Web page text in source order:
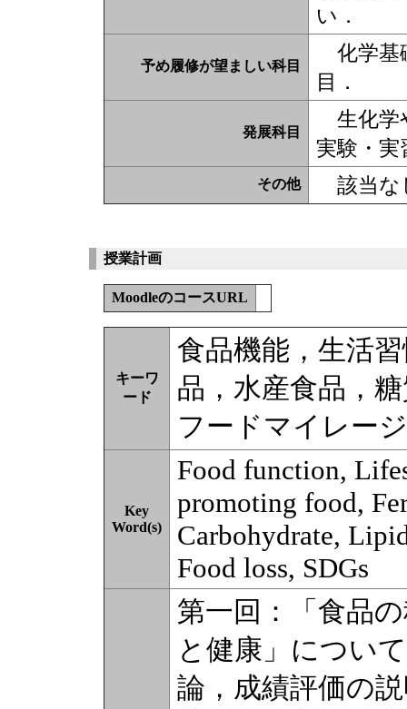
い．
予め履修が望ましい科目
化学基
目．
発展科目
生化学
実験・実
その他 該当な
授業計画
MoodleのコースURL
キーワ
ード
食品機能，生活
品，水産食品，
フードマイレー
Key
Word(s)
Food function,
promoting food,
Carbohydrate,
Food loss, SDGs
第一回：「食品
と健康」につい
論，成績評価の